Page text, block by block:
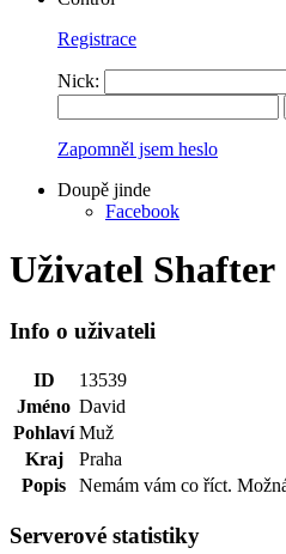
Registrace
Nick:
Zapomněl jsem heslo
Doupě jinde
Facebook
Uživatel Shafter
Info o uživateli
ID
13539
Jméno David
Pohlaví Muž
Kraj
Praha
Popis
Nemám vám co říct.
Serverové statistiky